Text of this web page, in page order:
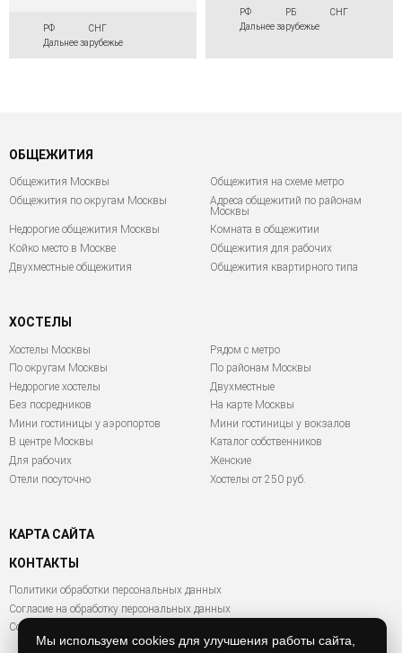
РФ
СНГ
Дальнее зарубежье
РФ РБ
СНГ
Дальнее зарубежье
ОБЩЕЖИТИЯ
Общежития Москвы
Общежития на схеме метро
Общежития по округам Москвы
Адреса общежитий по районам
Москвы
Недорогие общежития Москвы
Комната в общежитии
Койко место в Москве
Общежития для рабочих
Двухместные общежития
Общежития квартирного типа
ХОСТЕЛЫ
Хостелы Москвы
По округам Москвы
Недорогие хостелы
Без посредников
Мини гостиницы у аэропортов
В центре Москвы
Для рабочих
Отели посуточно
Рядом с метро
По районам Москвы
Двухместные
На карте Москвы
Мини гостиницы у вокзалов
Каталог собственников
Женские
Хостелы от 250 руб.
КАРТА САЙТА
КОНТАКТЫ
Политики обработки персональных данных
Согласие на обработку персональных данных
Согласие на обработку файлов Cookies
Мы используем cookies для улучшения работы сайта,